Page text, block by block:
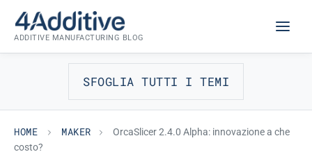
content
ADDITIVE MANUFACTURING BLOG
SFOGLIA TUTTI I TEMI
HOME MAKER
OrcaSlicer 2.4.0 Alpha: innovazione a che
costo?
MAKER